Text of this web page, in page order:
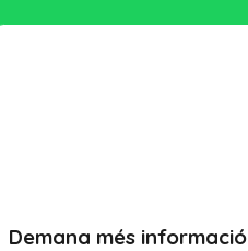
Demana més informació